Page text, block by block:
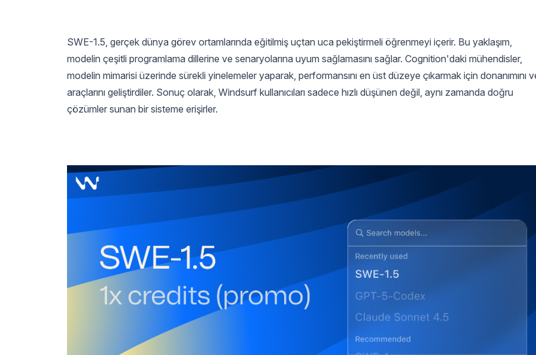
SWE-1.5, gerçek dünya görev ortamlarında eğitilmiş uçtan uca pekiştirmeli öğrenmeyi içerir. Bu yaklaşım,
modelin çeşitli programlama dillerine ve senaryolarına uyum sağlamasını sağlar. Cognition'daki mühendisler,
modelin mimarisi üzerinde sürekli yinelemeler yaparak, performansını en üst düzeye çıkarmak için donanımını
araçlarını geliştirdiler. Sonuç olarak, Windsurf kullanıcıları sadece hızlı düşünen değil, aynı zamanda doğru
çözümler sunan bir sisteme erişirler.